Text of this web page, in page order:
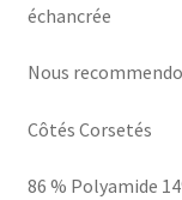
échancrée
Nous
Côtés Corsetés
86 % Polyamide